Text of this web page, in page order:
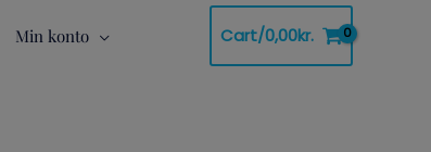
Min konto Cart/0,00kr.